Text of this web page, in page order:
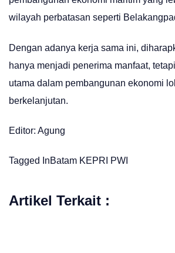
wilayah perbatasan seperti
Dengan adanya kerja sama ini,
hanya menjadi penerima manfaat,
utama dalam pembangunan ekonomi
berkelanjutan.
Editor: Agung
Tagged InBatam KEPRI PWI
Artikel Terkait :